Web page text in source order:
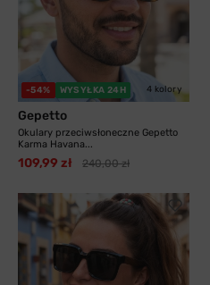
-54% WYSYŁKA 24H 4 kolory
Gepetto
Okulary przeciwsłoneczne Gepetto
Karma Havana...
109,99 zł 240,00 zł